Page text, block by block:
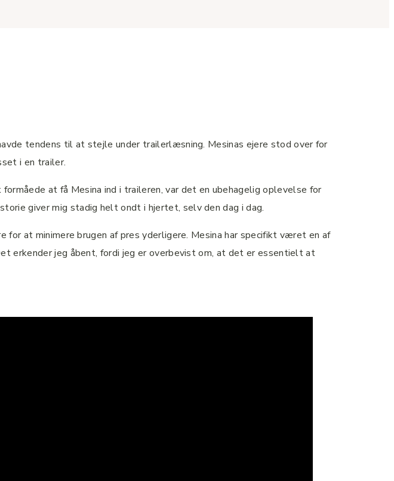
tendens til at stejle under trailerlæsning. Mesinas ejere stod over for
i en trailer.
at få Mesina ind i traileren, var det en ubehagelig oplevelse for
giver mig stadig helt ondt i hjertet, selv den dag i dag.
at minimere brugen af pres yderligere. Mesina har specifikt været en af
erkender jeg åbent, fordi jeg er overbevist om, at det er essentielt at